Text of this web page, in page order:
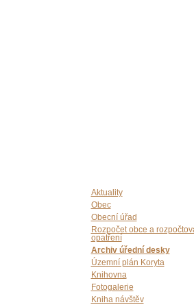
Aktuality
Obec
Obecní úřad
Rozpočet obce a
opatření
Archiv úřední desky
Územní plán Koryta
Knihovna
Fotogalerie
Kniha návštěv